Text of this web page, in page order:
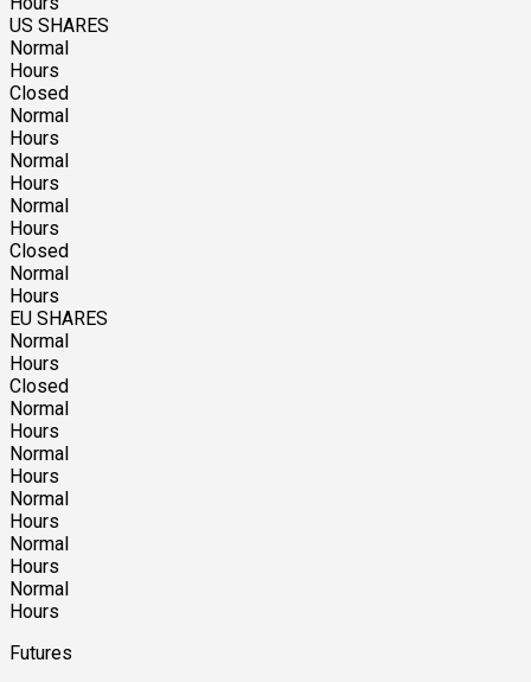
US SHARES
Normal
Hours
Closed
Normal
Hours
Normal
Hours
Normal
Hours
Closed
Normal
Hours
EU SHARES
Normal
Hours
Closed
Normal
Hours
Normal
Hours
Normal
Hours
Normal
Hours
Normal
Hours
Futures